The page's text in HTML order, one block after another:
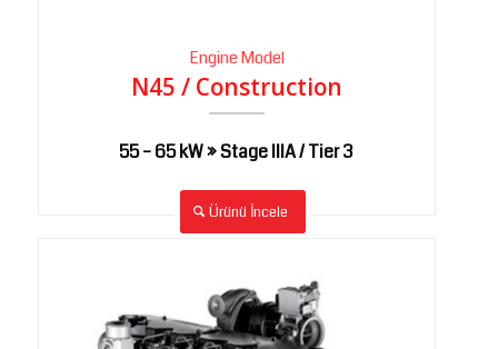
Engine Model
N45 / Construction
55 – 65 kW » Stage IIIA / Tier 3
Ürünü İncele